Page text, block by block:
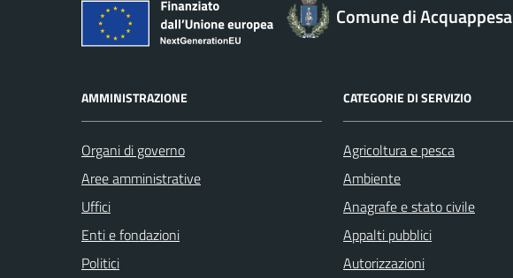
Comune di Acquappesa
AMMINISTRAZIONE
Organi di governo
Aree amministrative
Uffici
Enti e fondazioni
Politici
CATEGORIE DI SERVIZIO
Agricoltura e pesca
Ambiente
Anagrafe e stato civile
Appalti pubblici
Autorizzazioni